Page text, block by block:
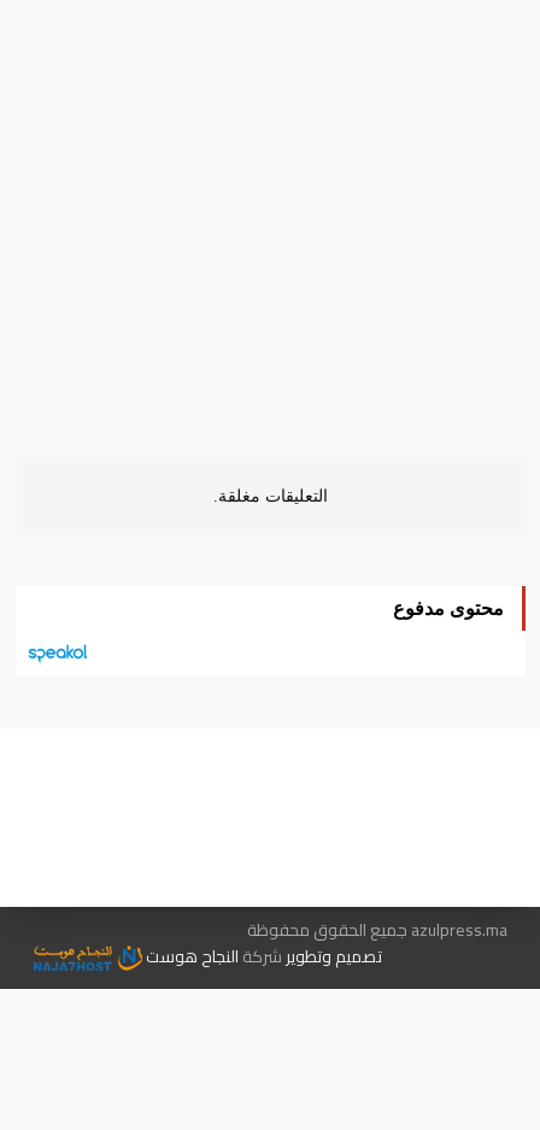
التعليقات مغلقة.
محتوى مدفوع
azulpress.ma جميع الحقوق محفوظة
تصميم وتطويرشركةالنجاح هوست